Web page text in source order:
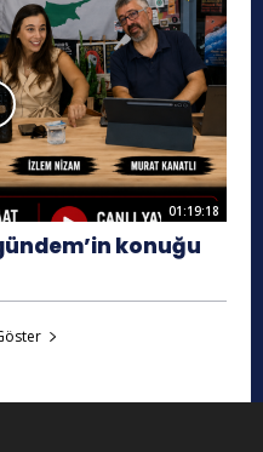
01:19:18
konuğu